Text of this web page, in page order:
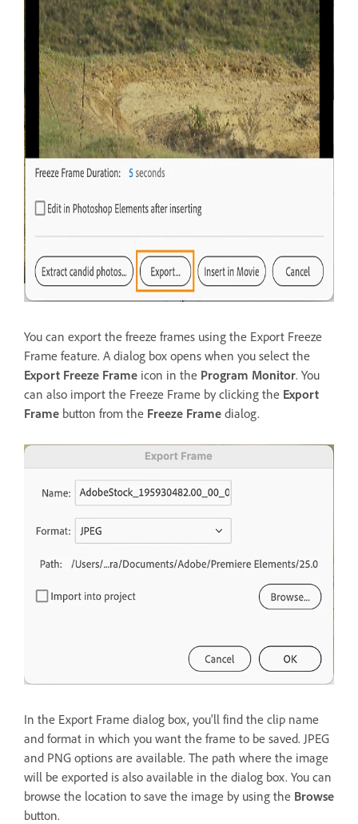
You can export the freeze frames using the Export Freeze
Frame feature. A dialog box opens when you select the
Export Freeze Frame icon in the Program Monitor. You
can also import the Freeze Frame by clicking the Export
Frame button from the Freeze Frame dialog.
In the Export Frame dialog box, you'll find the clip name
and format in which you want the frame to be saved. JPEG
and PNG options are available. The path where the image
will be exported is also available in the dialog box. You can
browse the location to save the image by using the Browse
button.